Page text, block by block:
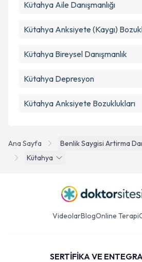
Ana Sayfa
Benlik Saygisi Artirma
Kütahya
Kütahya Aile Danışmanlığı
Kütahya Anksiyete (Kaygı)
Kütahya Bireysel Danışmanlık
Kütahya Depresyon
Kütahya Anksiyete Bozuklukları
VideolarBlogOnline Terapi
SERTİFİKA VE